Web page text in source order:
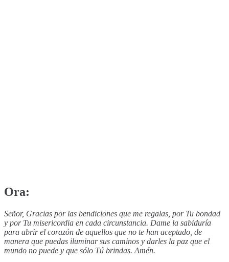
Ora:
Señor, Gracias por las bendiciones que me regalas, por Tu bondad
y por Tu misericordia en cada circunstancia. Dame la sabiduría
para abrir el corazón de aquellos que no te han aceptado, de
manera que puedas iluminar sus caminos y darles la paz que el
mundo no puede y que sólo Tú brindas. Amén.